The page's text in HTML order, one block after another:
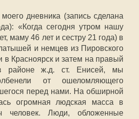
дневника (запись сделана
«Когда сегодня утром нашу
маму 46 лет и сестру 21 года) в
и немцев из Пировского
в Красноярск и затем на правый
районе ж.д. ст. Енисей, мы
от ошеломляющего
перед нами. На обширной
огромная людская масса в
человек. Люди, обложенные